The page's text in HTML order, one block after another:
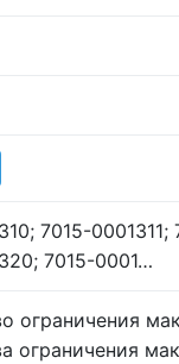
7015-
7015-0001…
ограничения
ограничения